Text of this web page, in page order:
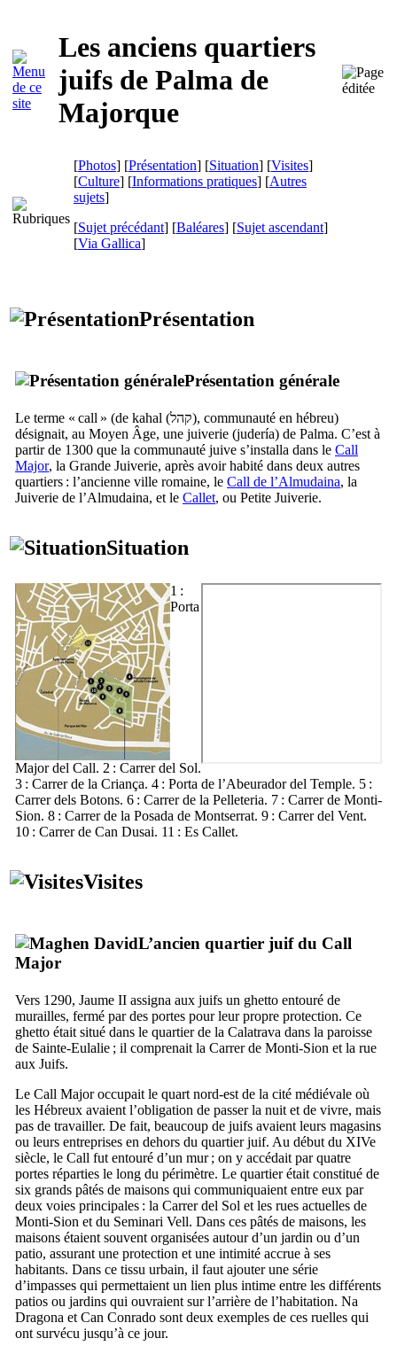
Les anciens quartiers
juifs de Palma de
Majorque
[Photos] [Présentation] [Situation] [Visites]
[Culture] [Informations pratiques] [Autres
sujets]
[Sujet précédant] [Baléares] [Sujet ascendant]
[Via Gallica]
Présentation
Présentation générale
Le terme « call » (de kahal (קהל), communauté en hébreu)
désignait, au Moyen Âge, une juiverie (judería) de Palma. C’est à
partir de 1300 que la communauté juive s’installa dans le Call
Major, la Grande Juiverie, après avoir habité dans deux autres
quartiers : l’ancienne ville romaine, le Call de l’Almudaina, la
Juiverie de l’Almudaina, et le Callet, ou Petite Juiverie.
Situation
1 :
Porta
Major del Call. 2 : Carrer del Sol.
3 : Carrer de la Criança. 4 : Porta de l’Abeurador del Temple. 5 :
Carrer dels Botons. 6 : Carrer de la Pelleteria. 7 : Carrer de Monti-
Sion. 8 : Carrer de la Posada de Montserrat. 9 : Carrer del Vent.
10 : Carrer de Can Dusai. 11 : Es Callet.
Visites
L’ancien quartier juif du Call
Major
Vers 1290, Jaume II assigna aux juifs un ghetto entouré de
murailles, fermé par des portes pour leur propre protection. Ce
ghetto était situé dans le quartier de la Calatrava dans la paroisse
de Sainte-Eulalie ; il comprenait la Carrer de Monti-Sion et la rue
aux Juifs.
Le Call Majoroccupait le quart nord-est de la cité médiévale où
les Hébreux avaient l’obligation de passer la nuit et de vivre, mais
pas de travailler. De fait, beaucoup de juifs avaient leurs magasins
ou leurs entreprises en dehors du quartier juif. Au début du XIVe
siècle, le Call fut entouré d’un mur ; on y accédait par quatre
portes réparties le long du périmètre. Le quartier était constitué de
six grands pâtés de maisons qui communiquaient entre eux par
deux voies principales : la Carrer del Sol et les rues actuelles de
Monti-Sion et du Seminari Vell. Dans ces pâtés de maisons, les
maisons étaient souvent organisées autour d’un jardin ou d’un
patio, assurant une protection et une intimité accrue à ses
habitants. Dans ce tissu urbain, il faut ajouter une série
d’impasses qui permettaient un lien plus intime entre les différents
patios ou jardins qui ouvraient sur l’arrière de l’habitation. Na
Dragona et Can Conrado sont deux exemples de ces ruelles qui
ont survécu jusqu’à ce jour.